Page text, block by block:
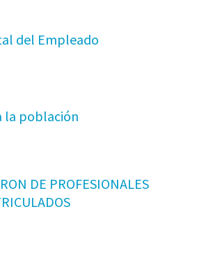
del Empleado
la población
DE PROFESIONALES